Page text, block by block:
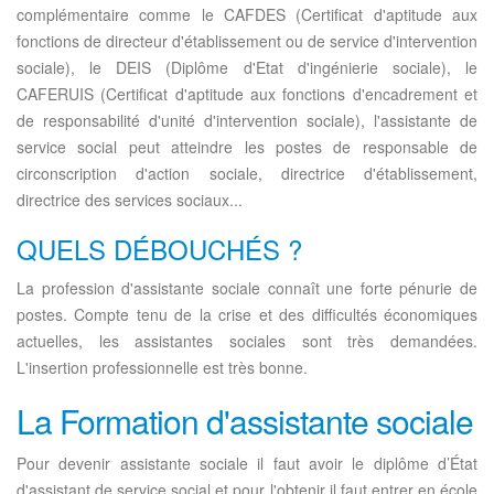
complémentaire comme le CAFDES (Certificat d'aptitude aux
fonctions de directeur d'établissement ou de service d'intervention
sociale), le DEIS (Diplôme d'Etat d'ingénierie sociale), le
CAFERUIS (Certificat d'aptitude aux fonctions d'encadrement et
de responsabilité d'unité d'intervention sociale), l'assistante de
service social peut atteindre les postes de responsable de
circonscription d'action sociale, directrice d'établissement,
directrice des services sociaux...
QUELS DÉBOUCHÉS ?
La profession d'assistante sociale connaît une forte pénurie de
postes. Compte tenu de la crise et des difficultés économiques
actuelles, les assistantes sociales sont très demandées.
L'insertion professionnelle est très bonne.
La Formation d'assistante sociale
Pour devenir assistante sociale il faut avoir le diplôme d’État
d'assistant de service social et pour l'obtenir il faut entrer en école